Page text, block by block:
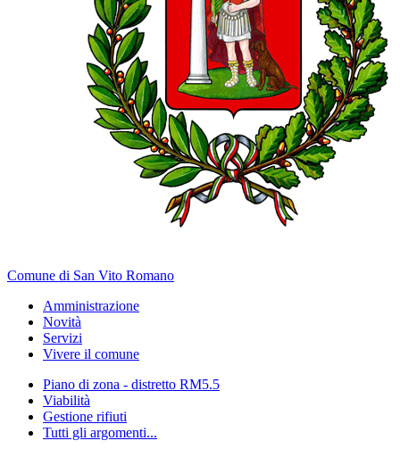
Comune di San Vito Romano
Amministrazione
Novità
Servizi
Vivere il comune
Piano di zona - distretto RM5.5
Viabilità
Gestione rifiuti
Tutti gli argomenti...